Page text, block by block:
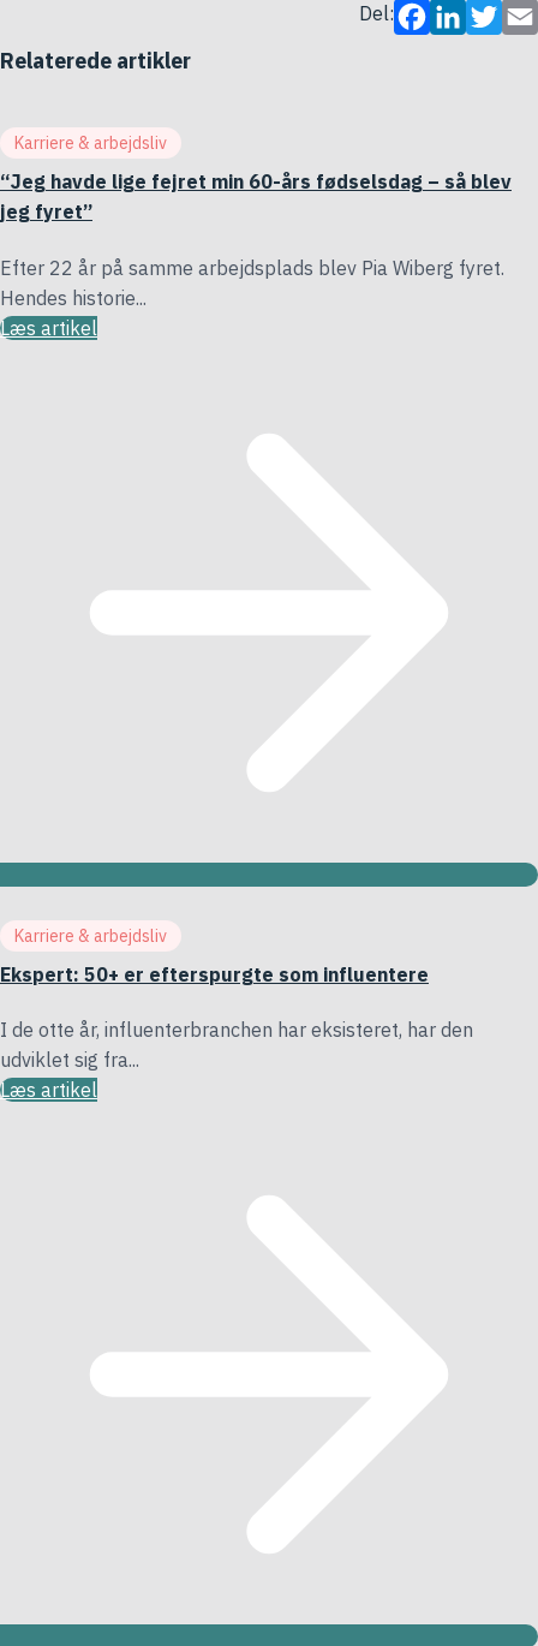
Del:
Relaterede artikler
Karriere & arbejdsliv
“Jeg havde lige fejret min 60-års fødselsdag – så blev
jeg fyret”
Efter 22 år på samme arbejdsplads blev Pia Wiberg fyret.
Hendes historie...
Læs artikel
Karriere & arbejdsliv
Ekspert: 50+ er efterspurgte som influentere
I de otte år, influenterbranchen har eksisteret, har den
udviklet sig fra...
Læs artikel